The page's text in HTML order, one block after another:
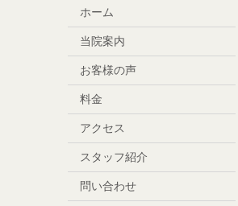
ホーム
当院案内
お客様の声
料金
アクセス
スタッフ紹介
問い合わせ